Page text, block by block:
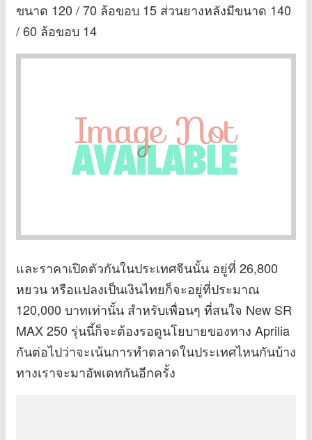
ขนาด 120 / 70 ล้อขอบ 15 ส่วนยางหลังมีขนาด 140
/ 60 ล้อขอบ 14
และราคาเปิดตัวกันในประเทศจีนนั้น อยู่ที่ 26,800
หยวน หรือแปลงเป็นเงินไทยก็จะอยู่ที่ประมาณ
120,000 บาทเท่านั้น สำหรับเพื่อนๆ ที่สนใจ New SR
MAX 250 รุ่นนี้ก็จะต้องรอดูนโยบายของทาง Aprilia
กันต่อไปว่าจะเน้นการทำตลาดในประเทศไหนกันบ้าง
ทางเราจะมาอัพเดทกันอีกครั้ง